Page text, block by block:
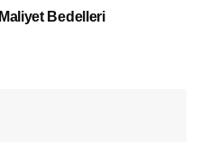
Bedelleri